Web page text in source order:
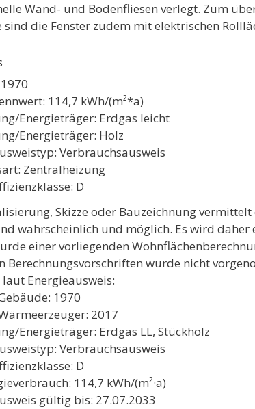
Wand- und Bodenfliesen verlegt. Zum
sind die Fenster zudem mit elektrischen
114,7 kWh/(m²*a)
Energieträger: Erdgas leicht
Energieträger: Holz
Verbrauchsausweis
Zentralheizung
D
Skizze oder Bauzeichnung
wahrscheinlich und möglich. Es wird
einer vorliegenden
Berechnungsvorschriften wurde nicht
Energieausweis:
1970
2017
Energieträger: Erdgas LL, Stückholz
Verbrauchsausweis
D
114,7 kWh/(m²·a)
gültig bis: 27.07.2033